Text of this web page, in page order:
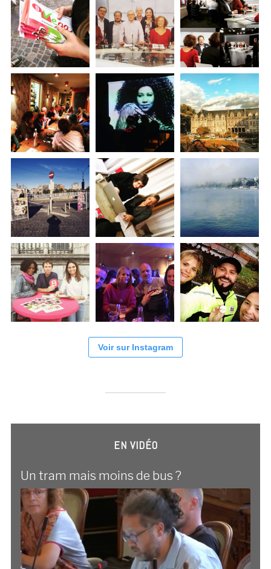
Voir sur Instagram
EN VIDÉO
Un tram mais moins de bus ?